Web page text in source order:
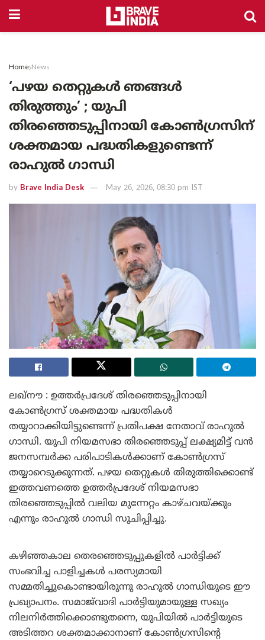
Home News
‘പഴയ തെറ്റുകൾ ഞങ്ങൾ
തിരുത്തും’ ; യുപി
തിരഞ്ഞെടുപ്പിനായി കോൺഗ്രസിന്
ശക്തമായ പദ്ധതികളുണ്ടെന്ന്
രാഹുൽ ഗാന്ധി
by Brave India Desk May 26, 2026, 08:30 pm IST
ലഖ്‌നൗ : ഉത്തർപ്രദേശ് തിരഞ്ഞെടുപ്പിനായി
കോൺഗ്രസ് ശക്തമായ പദ്ധതികൾ
തയ്യാറാക്കിയിട്ടുണ്ടെന്ന് പ്രതിപക്ഷ നേതാവ് രാഹുൽ
ഗാന്ധി. യുപി നിയമസഭാ തിരഞ്ഞെടുപ്പ് ലക്ഷ്യമിട്ട് വൻ
ജനസമ്പർക്ക പരിപാടികൾക്കാണ് കോൺഗ്രസ്
തയ്യാറെടുക്കുന്നത്. പഴയ തെറ്റുകൾ തിരുത്തിക്കൊണ്ട്
ഇത്തവണത്തെ ഉത്തർപ്രദേശ് നിയമസഭാ
തിരഞ്ഞെടുപ്പിൽ വലിയ മുന്നേറ്റം കാഴ്ചവയ്ക്കും
എന്നും രാഹുൽ ഗാന്ധി സൂചിപ്പിച്ചു.
കഴിഞ്ഞകാല തെരഞ്ഞെടുപ്പുകളിൽ പാർട്ടിക്ക്
സംഭവിച്ച പാളിച്ചകൾ പരസ്യമായി
സമ്മതിച്ചുകൊണ്ടായിരുന്നു രാഹുൽ ഗാന്ധിയുടെ ഈ
പ്രഖ്യാപനം. സമാജ്‌വാദി പാർട്ടിയുമായുള്ള സഖ്യം
നിലനിർത്തിക്കൊണ്ടുതന്നെ, യുപിയിൽ പാർട്ടിയുടെ
അടിത്തറ ശക്തമാക്കാനാണ് കോൺഗ്രസിന്റെ